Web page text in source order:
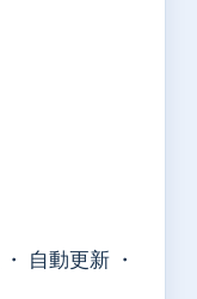
・ 自動更新 ・